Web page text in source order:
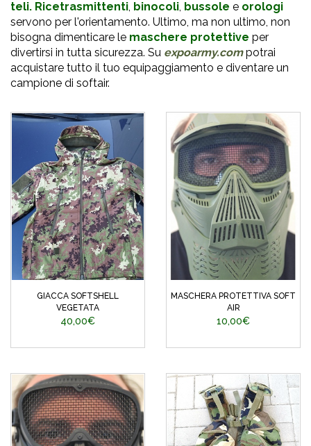
teli. Ricetrasmittenti, binocoli, bussole e orologi
servono per l'orientamento. Ultimo, ma non ultimo, non
bisogna dimenticare le maschere protettive per
divertirsi in tutta sicurezza. Su expoarmy.compotrai
acquistare tutto il tuo equipaggiamento e diventare un
campione di softair.
GIACCA SOFTSHELL
VEGETATA
40,00€
MASCHERA PROTETTIVA SOFT
AIR
10,00€